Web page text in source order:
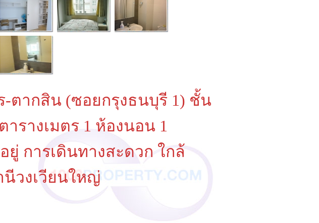
-ตากสิน (ซอยกรุงธนบุรี 1) ชั้น
ารางเมตร 1 ห้องนอน 1
การเดินทางสะดวก ใกล้
นีวงเวียนใหญ่